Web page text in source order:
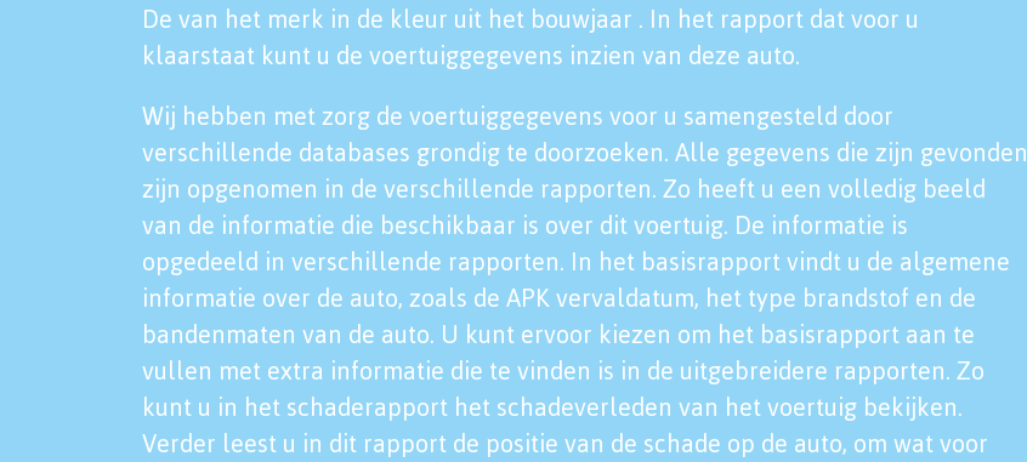
De van het merk in de kleur uit het bouwjaar . In het rapport dat voor u
klaarstaat kunt u de voertuiggegevens inzien van deze auto.
Wij hebben met zorg de voertuiggegevens voor u samengesteld door
verschillende databases grondig te doorzoeken. Alle gegevens die zijn gevonden
zijn opgenomen in de verschillende rapporten. Zo heeft u een volledig beeld
van de informatie die beschikbaar is over dit voertuig. De informatie is
opgedeeld in verschillende rapporten. In het basisrapport vindt u de algemene
informatie over de auto, zoals de APK vervaldatum, het type brandstof en de
bandenmaten van de auto. U kunt ervoor kiezen om het basisrapport aan te
vullen met extra informatie die te vinden is in de uitgebreidere rapporten. Zo
kunt u in het schaderapport het schadeverleden van het voertuig bekijken.
Verder leest u in dit rapport de positie van de schade op de auto, om wat voor